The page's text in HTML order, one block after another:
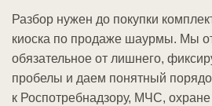
Разбор нужен до покупки
киоска по продаже шаурмы. Мы
обязательное от лишнего,
пробелы и даем понятный
к Роспотребнадзору, МЧС, охране